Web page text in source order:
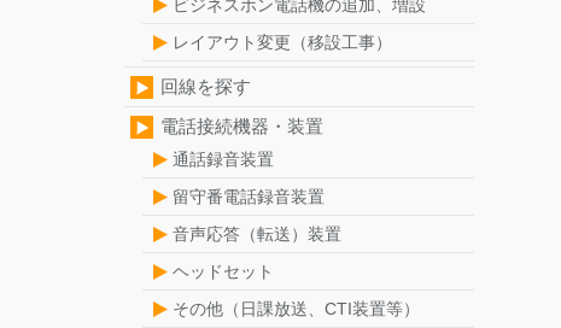
ビジネスホン電話機の追加、増設
レイアウト変更（移設工事）
回線を探す
電話接続機器・装置
通話録音装置
留守番電話録音装置
音声応答（転送）装置
ヘッドセット
その他（日課放送、CTI装置等）